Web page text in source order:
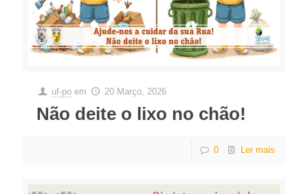
uf-po em 20 Março, 2026
Não deite o lixo no chão!
0 Ler mais